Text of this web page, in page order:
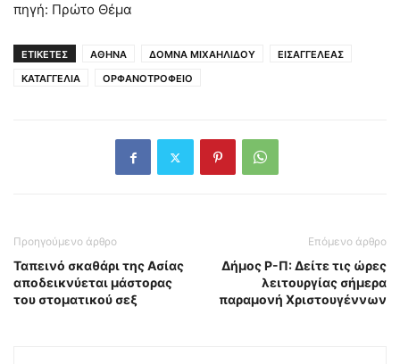
πηγή: Πρώτο Θέμα
ΕΤΙΚΕΤΕΣ ΑΘΗΝΑ ΔΟΜΝΑ ΜΙΧΑΗΛΙΔΟΥ
ΕΙΣΑΓΓΕΛΕΑΣ
ΚΑΤΑΓΓΕΛΙΑ
ΟΡΦΑΝΟΤΡΟΦΕΙΟ
Προηγούμενο άρθρο
Ταπεινό σκαθάρι της Ασίας
αποδεικνύεται μάστορας
του στοματικού σεξ
Επόμενο άρθρο
Δήμος Ρ-Π: Δείτε τις ώρες
λειτουργίας σήμερα
παραμονή Χριστουγέννων